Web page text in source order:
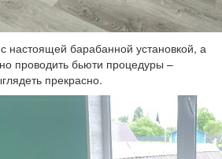
настоящей барабанной установкой, а
проводить бьюти процедуры –
прекрасно.